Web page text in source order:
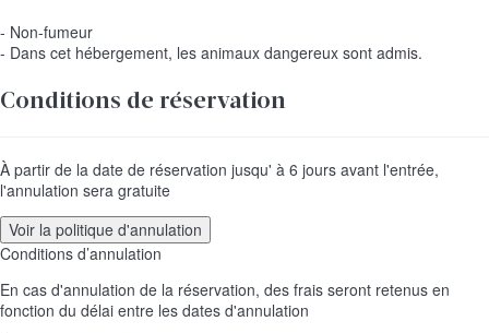
- Non-fumeur
- Dans cet hébergement, les animaux dangereux sont admis.
Conditions de réservation
À partir de la date de réservation jusqu' à 6 jours avant l'entrée,
l'annulation sera gratuite
Voir la politique d'annulation
Conditions d’annulation
En cas d'annulation de la réservation, des frais seront retenus en
fonction du délai entre les dates d'annulation